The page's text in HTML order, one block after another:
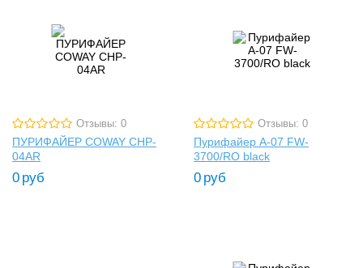
Отзывы: 0
ПУРИФАЙЕР COWAY CHP-
04AR
0 руб
Отзывы: 0
Пурифайер A-07 FW-
3700/RO black
0 руб